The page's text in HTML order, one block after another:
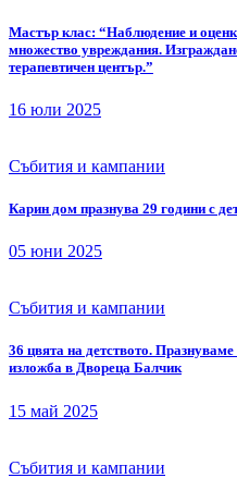
Мастър клас: “Наблюдение и
множество увреждания.
терапевтичен център.”
16 юли 2025
Събития и кампании
Карин дом празнува 29 години с
05 юни 2025
Събития и кампании
36 цвята на детството.
изложба в Двореца Балчик
15 май 2025
Събития и кампании